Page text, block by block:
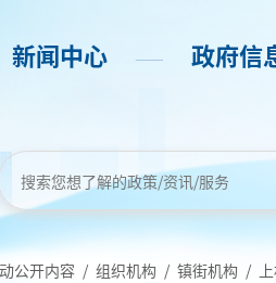
新闻中心 —— 政府信
公开内容 / 组织机构 / 镇街机构 /